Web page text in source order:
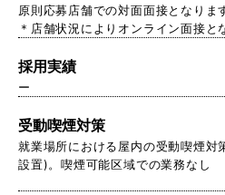
原則応募店舗での対面面接となりま
＊店舗状況によりオンライン面接と
採用実績
ー
受動喫煙対策
就業場所における屋内の受動喫煙対
設置)。喫煙可能区域での業務なし